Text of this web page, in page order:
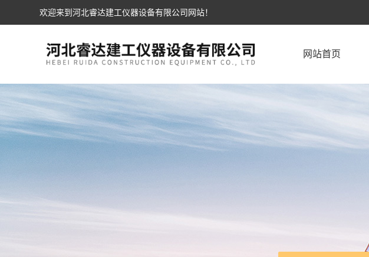
欢迎来到河北睿达建工仪器设备有限公司网站！
网站首页